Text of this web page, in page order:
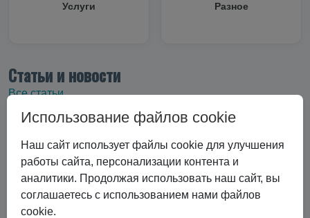
Услуги Разное
Статьи и новости
Все статьи
Все статьи
#Криоцилиндры
#Технические характеристики
#Вертикальные криоцилиндры
#Эксплуатация криоцилиндра
#Экономика и выбор
#Сравнение технологий
#Газовый лазер
#Горизонтальные криоцилиндры
Использование файлов cookie
Наш сайт использует файлы cookie для улучшения
работы сайта, персонализации контента и
аналитики. Продолжая использовать наш сайт, вы
соглашаетесь с использованием нами файлов
cookie.